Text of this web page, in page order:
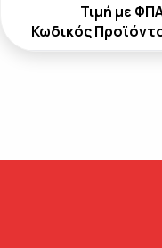
Τιμή με
Κωδικός